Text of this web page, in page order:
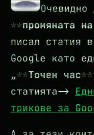
промяната
писал статия в
Google като
„
Точен час
статията->
трикове за